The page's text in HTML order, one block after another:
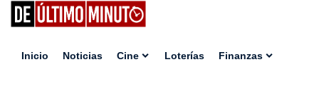
Inicio Noticias Cine Loterías Finanzas